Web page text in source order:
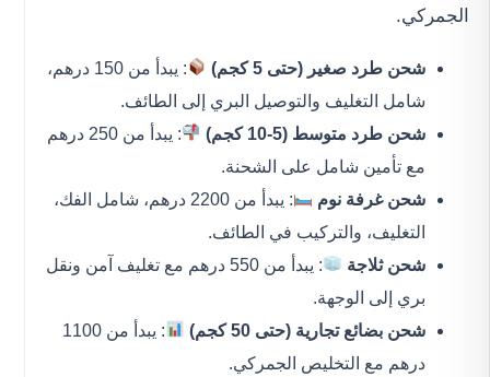
الجمركي.
شحن طرد صغير (حتى 5 كجم)
: يبدأ من 150 درهم،
شامل التغليف والتوصيل البري إلى الطائف.
شحن طرد متوسط (5-10 كجم)
: يبدأ من 250 درهم
مع تأمين شامل على الشحنة.
شحن غرفة نوم
: يبدأ من 2200 درهم، شامل الفك،
التغليف، والتركيب في الطائف.
شحن ثلاجة
: يبدأ من 550 درهم مع تغليف آمن ونقل
بري إلى الوجهة.
شحن بضائع تجارية (حتى 50 كجم)
: يبدأ من 1100
درهم مع التخليص الجمركي.